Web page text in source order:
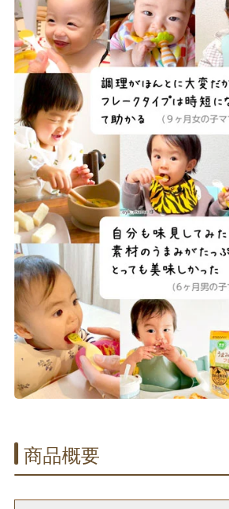
商品概要